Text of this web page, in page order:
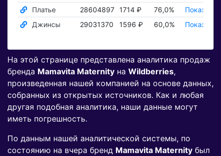
Платье 28604897 1714 ₽ 76,0%
Показать
Джинсы
29031370 1596 ₽ 60,0% Показать
На этой странице представлена аналитика продаж
бренда Mamavita Maternity на Wildberries,
произведенная нашей компанией на основе данных,
собранных из открытых источников. Как и любая
другая подобная аналитика, наши данные могут
иметь погрешность.
По данным нашей аналитической системы, по
состоянию на вчера бренд Mamavita Maternity был